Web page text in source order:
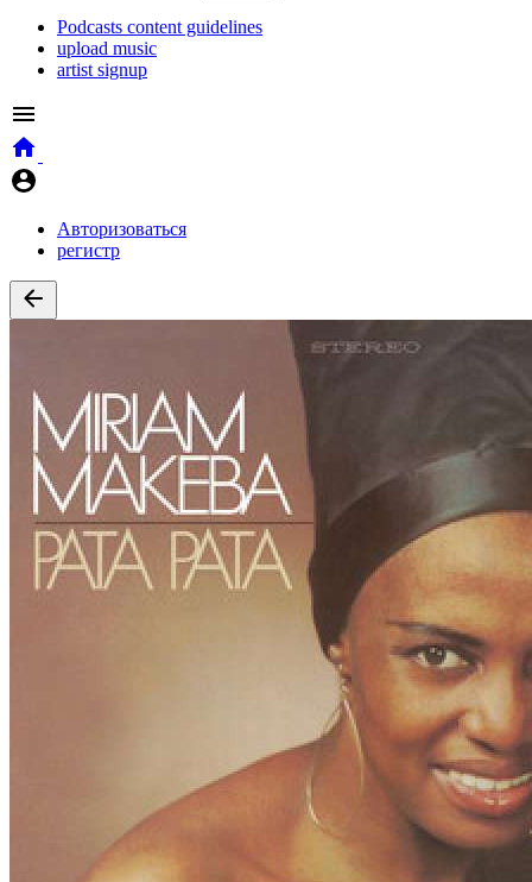
Podcasts content guidelines
upload music
artist signup
Авторизоваться
регистр